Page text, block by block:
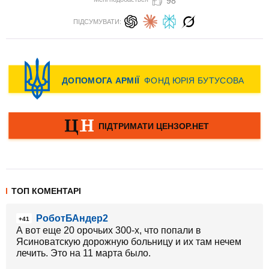
ПІДСУМУВАТИ:
ТОП КОМЕНТАРІ
+41
РоботБАндер2
А вот еще 20 орочьих 300-х, что попали в
Ясиноватскую дорожную больницу и их там нечем
лечить. Это на 11 марта было.